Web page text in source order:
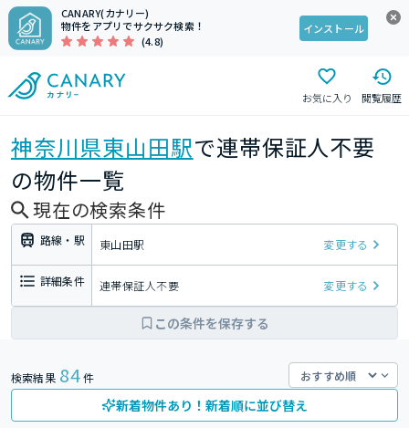
CANARY(カナリー)
物件をアプリでサクサク検索！
(4.8)
インストール
お気に入り 閲覧履歴
神奈川県東山田駅で連帯保証人不要
の物件一覧
現在の検索条件
路線・駅 東山田駅 変更する
詳細条件 連帯保証人不要 変更する
この条件を保存する
検索結果 84件
新着物件あり！新着順に並び替え